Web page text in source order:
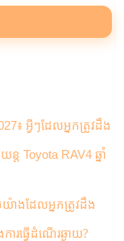
៖ អ្វីៗដែលអ្នកត្រូវដឹង
ត Toyota RAV4 ឆ្នាំ
ប់យ៉ាងដែលអ្នកត្រូវដឹង
ារធ្វើដំណើរឆ្ងាយ?